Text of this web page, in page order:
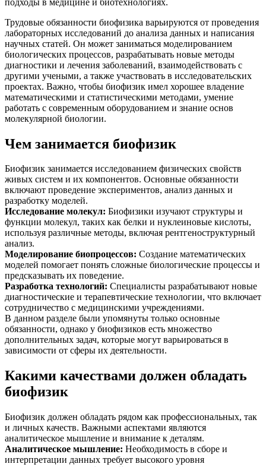
Трудовые обязанности биофизика варьируются от проведения
лабораторных исследований до анализа данных и написания
научных статей. Он может заниматься моделированием
биологических процессов, разрабатывать новые методы
диагностики и лечения заболеваний, взаимодействовать с
другими учеными, а также участвовать в исследовательских
проектах. Важно, чтобы биофизик имел хорошее владение
математическими и статистическими методами, умение
работать с современным оборудованием и знание основ
молекулярной биологии.
Чем занимается биофизик
Биофизик занимается исследованием физических свойств
живых систем и их компонентов. Основные обязанности
включают проведение экспериментов, анализ данных и
разработку моделей.
Исследование молекул: Биофизики изучают структуры и
функции молекул, таких как белки и нуклеиновые кислоты,
используя различные методы, включая рентгеноструктурный
анализ.
Моделирование биопроцессов: Создание математических
моделей помогает понять сложные биологические процессы и
предсказывать их поведение.
Разработка технологий: Специалисты разрабатывают новые
диагностические и терапевтические технологии, что включает
сотрудничество с медицинскими учреждениями.
В данном разделе были упомянуты только основные
обязанности, однако у биофизиков есть множество
дополнительных задач, которые могут варьироваться в
зависимости от сферы их деятельности.
Какими качествами должен обладать
биофизик
Биофизик должен обладать рядом как профессиональных, так
и личных качеств. Важными аспектами являются
аналитическое мышление и внимание к деталям.
Аналитическое мышление: Необходимость в сборе и
интерпретации данных требует высокого уровня